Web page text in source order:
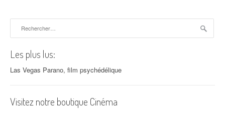
Les plus lus:
Las Vegas Parano, film psychédélique
Visitez notre boutique Cinéma